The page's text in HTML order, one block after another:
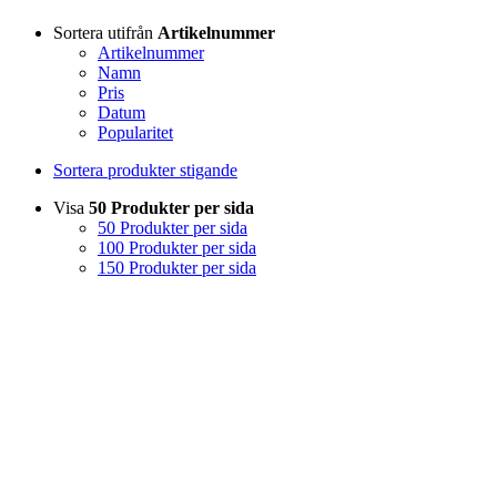
Sortera utifrån Artikelnummer
Artikelnummer
Namn
Pris
Datum
Popularitet
Sortera produkter stigande
Visa 50 Produkter per sida
50 Produkter per sida
100 Produkter per sida
150 Produkter per sida